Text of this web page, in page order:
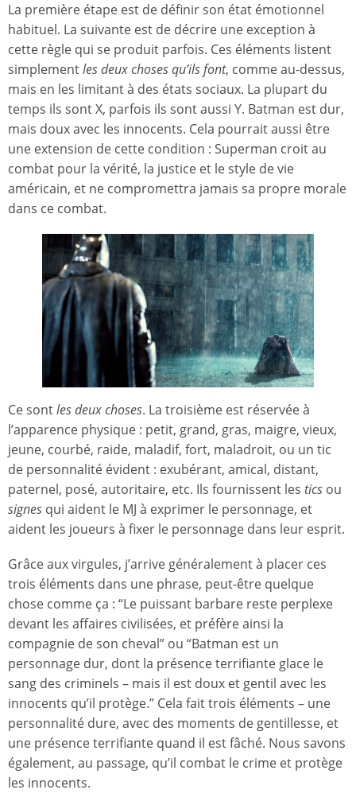
La première étape est de définir son état émotionnel
habituel. La suivante est de décrire une exception à
cette règle qui se produit parfois. Ces éléments listent
simplementles deux choses qu’ils font, comme au-dessus,
mais en les limitant à des états sociaux. La plupart du
temps ils sont X, parfois ils sont aussi Y. Batman est dur,
mais doux avec les innocents. Cela pourrait aussi être
une extension de cette condition : Superman croit au
combat pour la vérité, la justice et le style de vie
américain, et ne compromettra jamais sa propre morale
dans ce combat.
Ce sontles deux choses. La troisième est réservée à
l’apparence physique : petit, grand, gras, maigre, vieux,
jeune, courbé, raide, maladif, fort, maladroit, ou un tic
de personnalité évident : exubérant, amical, distant,
paternel, posé, autoritaire, etc. Ils fournissent les tics ou
signes qui aident le MJ à exprimer le personnage, et
aident les joueurs à fixer le personnage dans leur esprit.
Grâce aux virgules, j’arrive généralement à placer ces
trois éléments dans une phrase, peut-être quelque
chose comme ça : “Le puissant barbare reste perplexe
devant les affaires civilisées, et préfère ainsi la
compagnie de son cheval” ou “Batman est un
personnage dur, dont la présence terrifiante glace le
sang des criminels – mais il est doux et gentil avec les
innocents qu’il protège.” Cela fait trois éléments – une
personnalité dure, avec des moments de gentillesse, et
une présence terrifiante quand il est fâché. Nous savons
également, au passage, qu’il combat le crime et protège
les innocents.